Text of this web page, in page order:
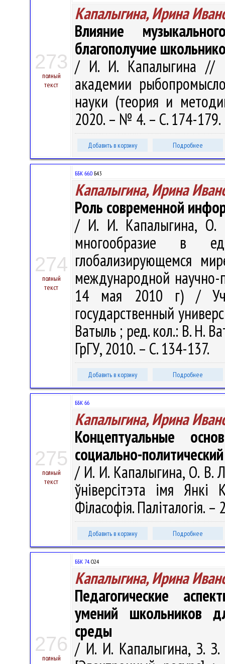
273
полный
текст
Капалыгина, Ирина
Влияние
благополучие
/ И. И. Капалыгина //
академии
науки (теория и
2020. – № 4. – С. 174-179.
Добавить в корзину Подробнее
274
полный
текст
ББК 66.0 Б43
Капалыгина, Ирина
Роль современной
/ И. И. Капалыгина, О.
многообразие в
глобализирующемся
международной научно-
14 мая 2010 г) /
государственный
Ватыль ; ред. кол.: В. Н.
ГрГУ, 2010. – С. 134-137.
Добавить в корзину Подробнее
275
полный
текст
ББК 66
Капалыгина, Ирина
Концептуальные
социально-
/ И. И. Капалыгина, О. В.
ўніверсітэта імя Янкі
Філасофія. Паліталогія.
Добавить в корзину Подробнее
276
полный
ББК 74.О24
Капалыгина, Ирина
Педагогические
умений школьников
среды
/ И. И. Капалыгина, З.